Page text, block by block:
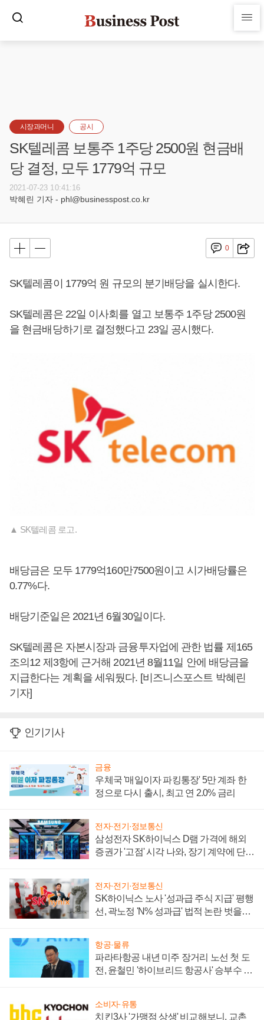
시장과머니 공시
SK텔레콤 보통주 1주당 2500원 현금배
당 결정, 모두 1779억 규모
2021-07-23 10:41:16
박혜린 기자 - phl@businesspost.co.kr
0
SK텔레콤이 1779억 원 규모의 분기배당을 실시한다.
SK텔레콤은 22일 이사회를 열고 보통주 1주당 2500원
을 현금배당하기로 결정했다고 23일 공시했다.
▲ SK텔레콤 로고.
배당금은 모두 1779억160만7500원이고 시가배당률은
0.77%다.
배당기준일은 2021년 6월30일이다.
SK텔레콤은 자본시장과 금융투자업에 관한 법률 제165
조의12 제3항에 근거해 2021년 8월11일 안에 배당금을
지급한다는 계획을 세워뒀다. [비즈니스포스트 박혜린
기자]
인기기사
금융
우체국 '매일이자 파킹통장' 5만 계좌 한
정으로 다시 출시, 최고 연 2.0% 금리
전자·전기·정보통신
삼성전자 SK하이닉스 D램 가격에 해외
증권가 '고점' 시각 나와, 장기 계약에 단점
전자·전기·정보통신
SK하이닉스 노사 '성과급 주식 지급' 평행
선, 곽노정 'N% 성과급' 법적 논란 벗을지
항공·물류
파라타항공 내년 미주 장거리 노선 첫 도
전, 윤철민 '하이브리드 항공사' 승부수 통
소비자·유통
치킨3사 '가맹점 상생' 비교해보니, 교촌